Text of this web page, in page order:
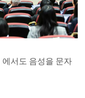
에서도 음성을 문자